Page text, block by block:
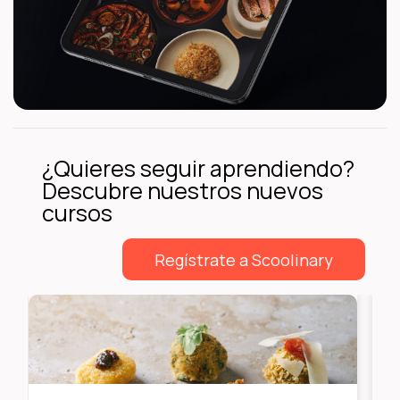
¿Quieres seguir aprendiendo?
Descubre nuestros nuevos
cursos
Regístrate a Scoolinary